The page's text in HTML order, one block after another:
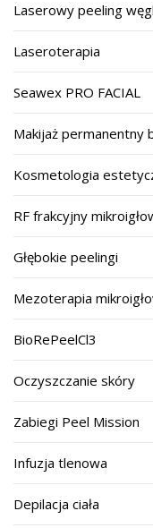
Laserowy peeling
Laseroterapia
Seawex PRO FACIAL
Makijaż permanentny
Kosmetologia
RF frakcyjny
Głębokie peelingi
Mezoterapia
BioRePeelCl3
Oczyszczanie skóry
Zabiegi Peel Mission
Infuzja tlenowa
Depilacja ciała